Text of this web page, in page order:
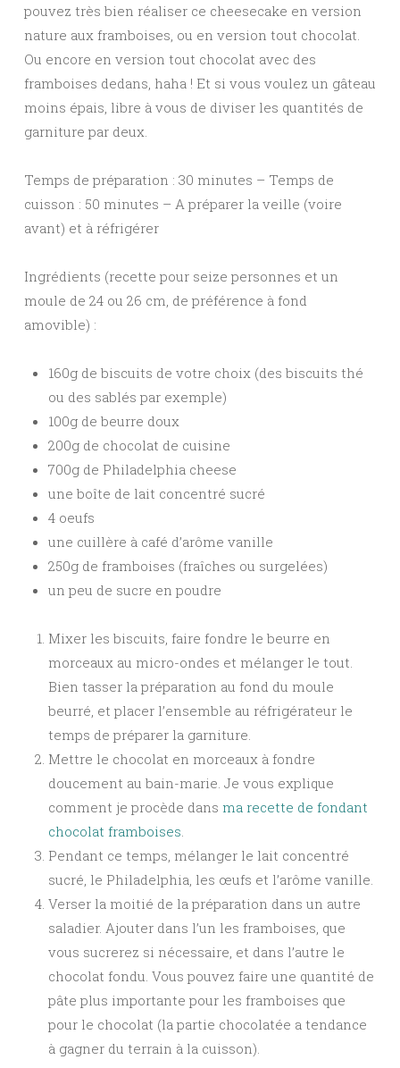
pouvez très bien réaliser ce cheesecake en version
nature aux framboises, ou en version tout chocolat.
Ou encore en version tout chocolat avec des
framboises dedans, haha ! Et si vous voulez un gâteau
moins épais, libre à vous de diviser les quantités de
garniture par deux.
Temps de préparation : 30 minutes – Temps de
cuisson : 50 minutes – A préparer la veille (voire
avant) et à réfrigérer
Ingrédients (recette pour seize personnes et un
moule de 24 ou 26 cm, de préférence à fond
amovible) :
160g de biscuits de votre choix (des biscuits thé
ou des sablés par exemple)
100g de beurre doux
200g de chocolat de cuisine
700g de Philadelphia cheese
une boîte de lait concentré sucré
4 oeufs
une cuillère à café d’arôme vanille
250g de framboises (fraîches ou surgelées)
un peu de sucre en poudre
Mixer les biscuits, faire fondre le beurre en
morceaux au micro-ondes et mélanger le tout.
Bien tasser la préparation au fond du moule
beurré, et placer l’ensemble au réfrigérateur le
temps de préparer la garniture.
Mettre le chocolat en morceaux à fondre
doucement au bain-marie. Je vous explique
comment je procède dans ma recette de fondant
chocolat framboises
Pendant ce temps, mélanger le lait concentré
sucré, le Philadelphia, les œufs et l’arôme vanille.
Verser la moitié de la préparation dans un autre
saladier. Ajouter dans l’un les framboises, que
vous sucrerez si nécessaire, et dans l’autre le
chocolat fondu. Vous pouvez faire une quantité de
pâte plus importante pour les framboises que
pour le chocolat (la partie chocolatée a tendance
à gagner du terrain à la cuisson).